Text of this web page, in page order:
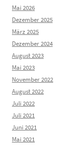
Mai 2026
Dezember 2025
März 2025
Dezember 2024
August 2023
Mai 2023
November 2022
August 2022
Juli 2022
Juli 2021
Juni 2021
Mai 2021